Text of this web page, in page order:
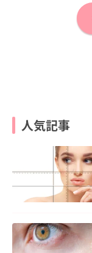
人気記事